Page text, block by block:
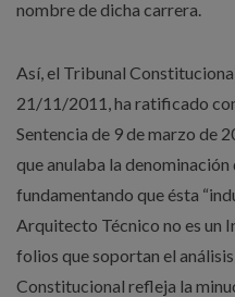
nombre de dicha carrera.
Así, el Tribunal
21/11/2011, ha ratificado
Sentencia de 9 de marzo de
que anulaba la denominación
fundamentando que ésta
Arquitecto Técnico no es un
folios que soportan el
Constitucional refleja la